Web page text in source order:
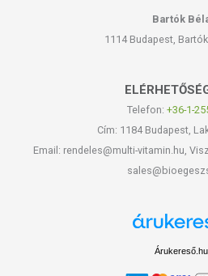
Bartók
1114 Budapest,
Telefon: +36-1-
Cím: 1184 Budapest,
Email: rendeles@multi-vitamin.hu,
Árukereső.hu